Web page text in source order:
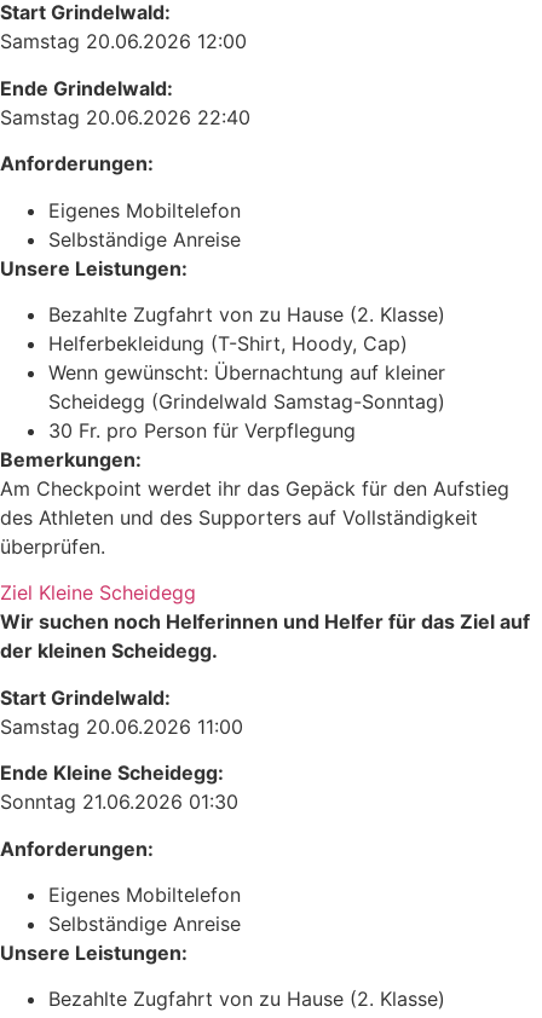
Start Grindelwald:
Samstag 20.06.2026 12:00
Ende Grindelwald:
Samstag 20.06.2026 22:40
Anforderungen:
Eigenes Mobiltelefon
Selbständige Anreise
Unsere Leistungen:
Bezahlte Zugfahrt von zu Hause (2. Klasse)
Helferbekleidung (T-Shirt, Hoody, Cap)
Wenn gewünscht: Übernachtung auf kleiner
Scheidegg (Grindelwald Samstag-Sonntag)
30 Fr. pro Person für Verpflegung
Bemerkungen:
Am Checkpoint werdet ihr das Gepäck für den Aufstieg
des Athleten und des Supporters auf Vollständigkeit
überprüfen.
Ziel Kleine Scheidegg
Wir suchen noch Helferinnen und Helfer für das Ziel auf
der kleinen Scheidegg.
Start Grindelwald:
Samstag 20.06.2026 11:00
Ende Kleine Scheidegg:
Sonntag 21.06.2026 01:30
Anforderungen:
Eigenes Mobiltelefon
Selbständige Anreise
Unsere Leistungen:
Bezahlte Zugfahrt von zu Hause (2. Klasse)